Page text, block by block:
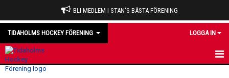
BLI MEDLEM I STAN'S BÄSTA FÖRENING
TIDAHOLMS HOCKEY FÖRENING LOGGA IN